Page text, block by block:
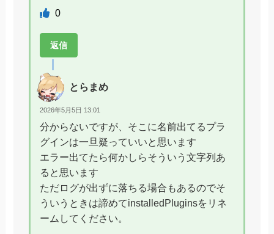
0
返信
とらまめ
2026年5月5日 13:01
分からないですが、そこに名前出てるプラ
グインは一旦疑っていいと思います
エラー出てたら何かしらそういう文字列あ
ると思います
ただログが出ずに落ちる場合もあるのでそ
ういうときは諦めてinstalledPluginsをリネ
ームしてください。